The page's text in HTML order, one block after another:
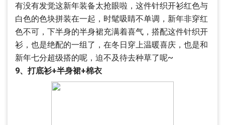
有没有发觉这新年装备太抢眼啦，这件针织开衫红色与
白色的色块拼装在一起，时髦吸睛不单调，新年非穿红
色不可，下半身的半身裙充满着喜气，搭配这件针织开
衫，也是绝配的一组了，在冬日穿上温暖喜庆，也是和
新年七分超级搭的呢，迫不及待去种草了呢~
9、打底衫+半身裙+棉衣